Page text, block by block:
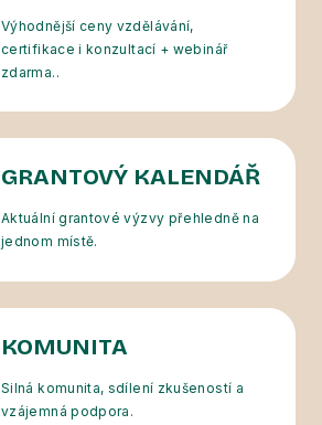
Výhodnější ceny vzdělávání,
certifikace i konzultací + webinář
zdarma..
GRANTOVÝ KALENDÁŘ
Aktuální grantové výzvy přehledně na
jednom místě.
KOMUNITA
Silná komunita, sdílení zkušeností a
vzájemná podpora.